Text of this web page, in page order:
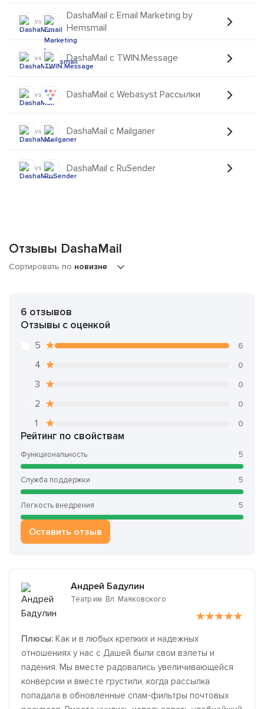
vs
DashaMail с Email Marketing by
Hemsmail
vs DashaMail с TWIN.Message
vs DashaMail с Webasyst Рассылки
vs DashaMail с Mailganer
vs DashaMail с RuSender
Отзывы DashaMail
Сортировать по новизне
6 отзывов
Отзывы с оценкой
5 6
4 0
3 0
2 0
1 0
Рейтинг по свойствам
Функциональность 5
Служба поддержки 5
Легкость внедрения 5
Оставить отзыв
Андрей Бадулин
Театр им. Вл. Маяковского
Плюсы: Как и в любых крепких и надежных
отношениях у нас с Дашей были свои взлеты и
падения. Мы вместе радовались увеличивающейся
конверсии и вместе грустили, когда рассылка
попадала в обновленные спам-фильтры почтовых